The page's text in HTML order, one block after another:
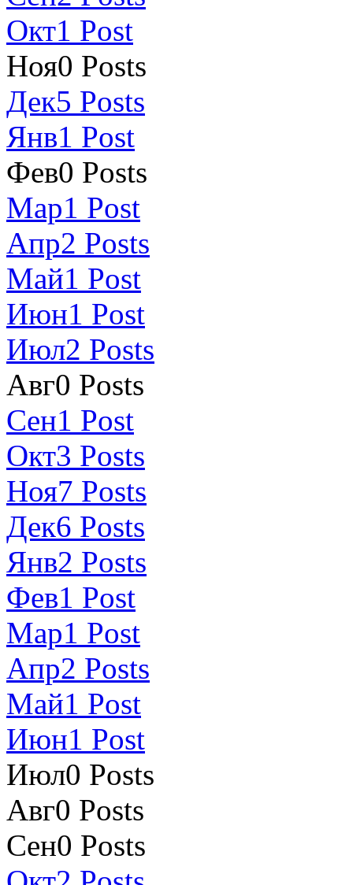
Окт1 Post
Ноя0 Posts
Дек5 Posts
Янв1 Post
Фев0 Posts
Мар1 Post
Апр2 Posts
Май1 Post
Июн1 Post
Июл2 Posts
Авг0 Posts
Сен1 Post
Окт3 Posts
Ноя7 Posts
Дек6 Posts
Янв2 Posts
Фев1 Post
Мар1 Post
Апр2 Posts
Май1 Post
Июн1 Post
Июл0 Posts
Авг0 Posts
Сен0 Posts